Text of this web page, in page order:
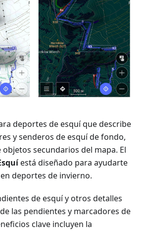
deportes de esquí que describe
y senderos de esquí de fondo,
secundarios del mapa. El
está diseñado para ayudarte
deportes de invierno.
de esquí y otros detalles
las pendientes y marcadores de
clave incluyen la